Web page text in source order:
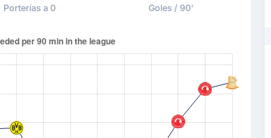
Porterías a 0 Goles / 90'